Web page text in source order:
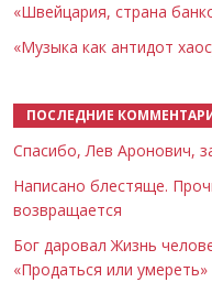
«Швейцария, страна
«Музыка как антидот
ПОСЛЕДНИЕ
Спасибо, Лев Аронович,
Написано блестяще.
возвращается
Бог даровал Жизнь
«Продаться или умереть»